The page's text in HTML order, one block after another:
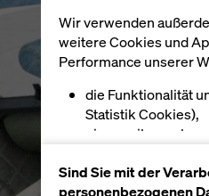
Wir verwenden
weitere Cookies und
Performance unserer
die Funktionalität
Statistik Cookies),
einen
passende
Sind Sie mit der
personenbezogenen